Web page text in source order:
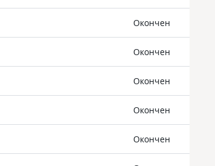
Oкончен
Oкончен
Oкончен
Oкончен
Oкончен